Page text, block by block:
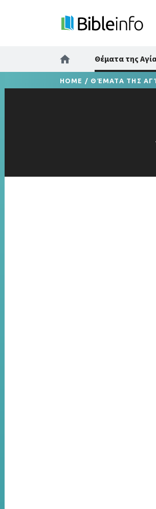
Θέματα της
HOME / ΘΈΜΑΤΑ ΤΗΣ